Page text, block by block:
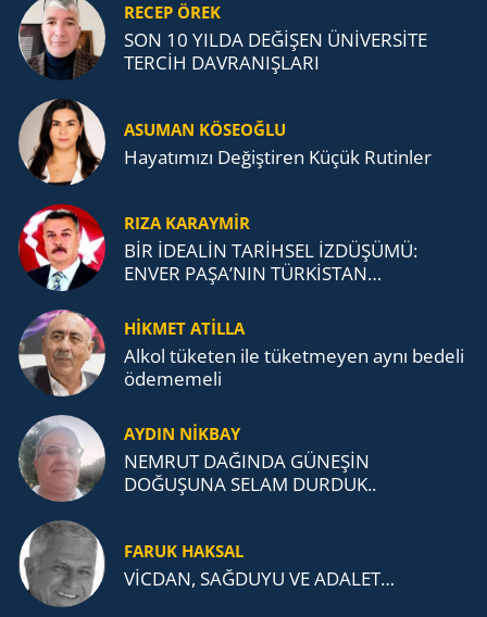
RECEP ÖREK
SON 10 YILDA DEĞİŞEN ÜNİVERSİTE
TERCİH DAVRANIŞLARI
ASUMAN KÖSEOĞLU
Ha­ya­tı­mı­zı De­ğiş­ti­ren Küçük Ru­tin­ler
RIZA KARAYMIR
BİR İDEALİN TARİHSEL İZDÜŞÜMÜ:
ENVER PAŞA’NIN TÜRKİSTAN
TEŞKİLATI’NA UZANAN MİRASI
HİKMET ATİLLA
Alkol tü­ke­ten ile tü­ket­me­yen aynı be­de­li
öde­me­me­li
AYDIN NİKBAY
NEMRUT DAĞINDA GÜNEŞİN
DOĞUŞUNA SELAM DURDUK..
FARUK HAKSAL
VİCDAN, SAĞ­DU­YU VE ADA­LET…